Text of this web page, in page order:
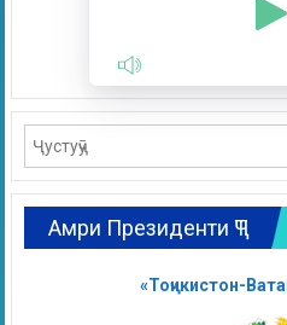
Амри Президенти ҶТ
«Тоҷикистон-